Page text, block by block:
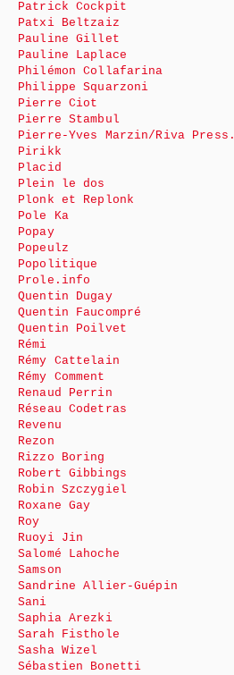
Patrick Cockpit
Patxi Beltzaiz
Pauline Gillet
Pauline Laplace
Philémon Collafarina
Philippe Squarzoni
Pierre Ciot
Pierre Stambul
Pierre-Yves Marzin/Riva Press.
Pirikk
Placid
Plein le dos
Plonk et Replonk
Pole Ka
Popay
Popeulz
Popolitique
Prole.info
Quentin Dugay
Quentin Faucompré
Quentin Poilvet
Rémi
Rémy Cattelain
Rémy Comment
Renaud Perrin
Réseau Codetras
Revenu
Rezon
Rizzo Boring
Robert Gibbings
Robin Szczygiel
Roxane Gay
Roy
Ruoyi Jin
Salomé Lahoche
Samson
Sandrine Allier-Guépin
Sani
Saphia Arezki
Sarah Fisthole
Sasha Wizel
Sébastien Bonetti